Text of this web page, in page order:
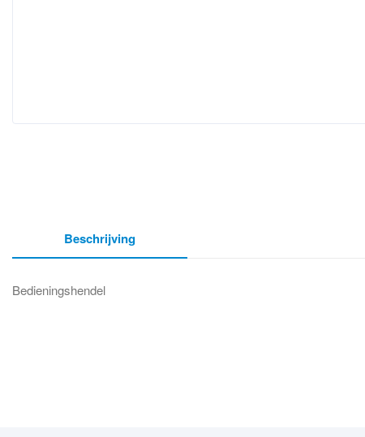
Beschrijving
Bedieningshendel